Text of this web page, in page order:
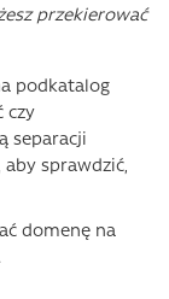
przekierować
podkatalog
czy
separacji
aby sprawdzić,
domenę na
.